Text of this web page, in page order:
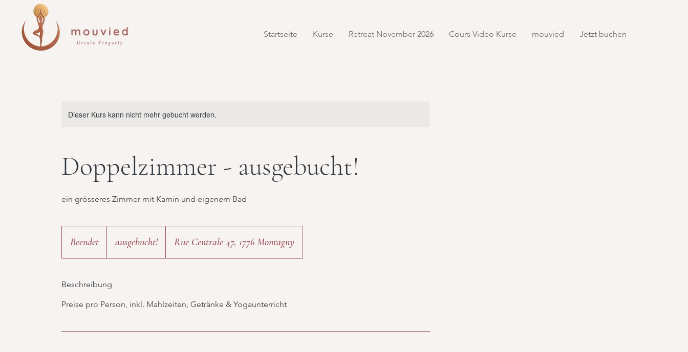
Startseite Kurse Retreat November 2026 Cours Video Kurse mouvied Jetzt buchen
Dieser Kurs kann nicht mehr gebucht werden.
Doppelzimmer - ausgebucht!
ein grösseres Zimmer mit Kamin und eigenem Bad
Beendet
e
n
d
t
ausgebucht! Rue Centrale 47, 1776 Montagny
Beschreibung
Preise pro Person, inkl. Mahlzeiten, Getränke & Yogaunterricht